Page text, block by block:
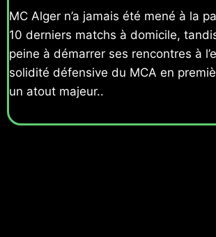
MC Alger n’a jamais été mené à la
10 derniers matchs à domicile,
peine à démarrer ses rencontres à
solidité défensive du MCA en
un atout majeur..